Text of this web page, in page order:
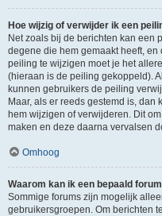
Hoe wijzig of verwijder ik een
Net zoals bij de berichten kan
degene die hem gemaakt heeft,
peiling te wijzigen moet je het
(hieraan is de peiling gekoppeld).
kunnen gebruikers de peiling
Maar, als er reeds gestemd is,
hem wijzigen of verwijderen. Dit
maken en deze daarna vervalsen
Omhoog
Waarom kan ik een bepaald
Sommige forums zijn mogelijk
gebruikersgroepen. Om berichten